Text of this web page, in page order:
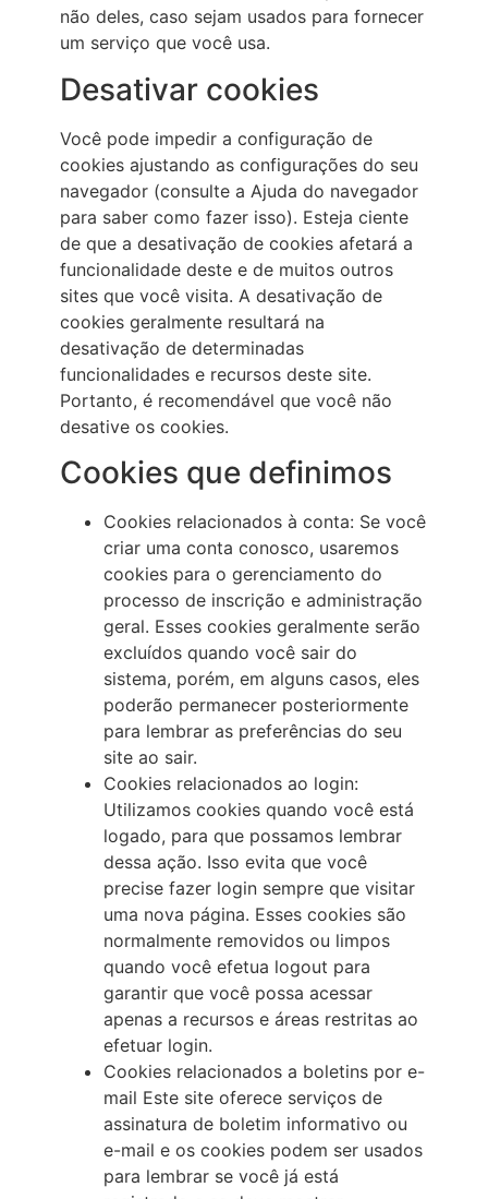
não deles, caso sejam usados para fornecer
um serviço que você usa.
Desativar cookies
Você pode impedir a configuração de
cookies ajustando as configurações do seu
navegador (consulte a Ajuda do navegador
para saber como fazer isso). Esteja ciente
de que a desativação de cookies afetará a
funcionalidade deste e de muitos outros
sites que você visita. A desativação de
cookies geralmente resultará na
desativação de determinadas
funcionalidades e recursos deste site.
Portanto, é recomendável que você não
desative os cookies.
Cookies que definimos
Cookies relacionados à conta: Se você
criar uma conta conosco, usaremos
cookies para o gerenciamento do
processo de inscrição e administração
geral. Esses cookies geralmente serão
excluídos quando você sair do
sistema, porém, em alguns casos, eles
poderão permanecer posteriormente
para lembrar as preferências do seu
site ao sair.
Cookies relacionados ao login:
Utilizamos cookies quando você está
logado, para que possamos lembrar
dessa ação. Isso evita que você
precise fazer login sempre que visitar
uma nova página. Esses cookies são
normalmente removidos ou limpos
quando você efetua logout para
garantir que você possa acessar
apenas a recursos e áreas restritas ao
efetuar login.
Cookies relacionados a boletins por e-
mail Este site oferece serviços de
assinatura de boletim informativo ou
e-mail e os cookies podem ser usados
para lembrar se você já está